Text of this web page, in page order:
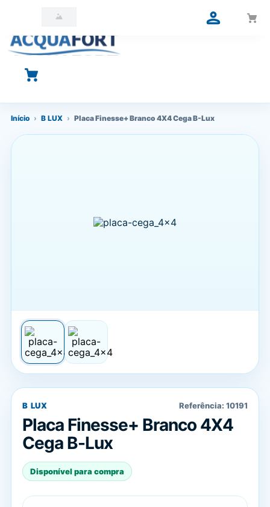
O que você está procurando?
Início › B LUX › Placa Finesse+ Branco 4X4 Cega B-Lux
B LUX Referência: 10191
Placa Finesse+ Branco 4X4
Cega B-Lux
Disponível para compra